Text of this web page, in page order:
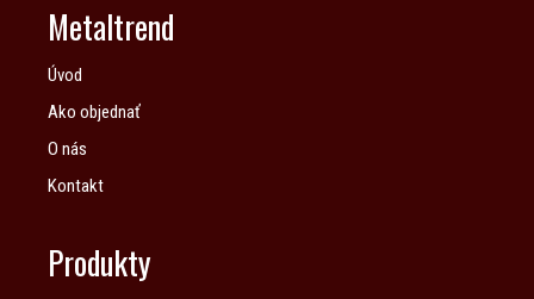
Metaltrend
Úvod
Ako objednať
O nás
Kontakt
Produkty